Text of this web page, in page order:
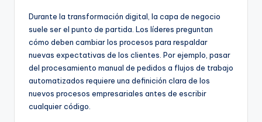
Durante la transformación digital, la capa de negocio
suele ser el punto de partida. Los líderes preguntan
cómo deben cambiar los procesos para respaldar
nuevas expectativas de los clientes. Por ejemplo, pasar
del procesamiento manual de pedidos a flujos de trabajo
automatizados requiere una definición clara de los
nuevos procesos empresariales antes de escribir
cualquier código.